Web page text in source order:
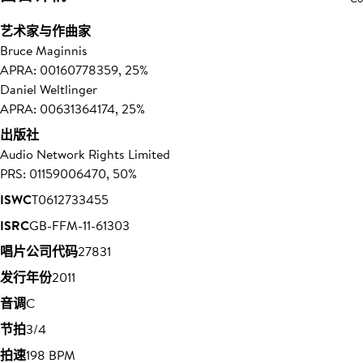
艺术家与作曲家
Bruce Maginnis
APRA: 00160778359, 25%
Daniel Weltlinger
APRA: 00631364174, 25%
出版社
Audio Network Rights Limited
PRS: 01159006470, 50%
ISWCT0612733455
ISRCGB-FFM-11-61303
唱片公司代码27831
发行年份2011
音调C
节拍3/4
拍速198 BPM